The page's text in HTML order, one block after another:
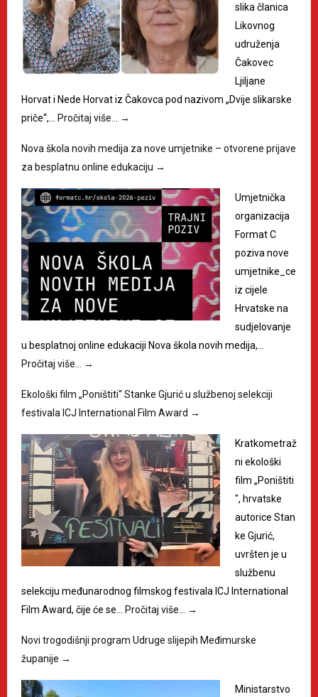
slika članica
Likovnog
udruženja
Čakovec
Ljiljane
Horvat i Nede Horvat iz Čakovca pod nazivom „Dvije slikarske
priče“,…
Pročitaj više… →
Nova škola novih medija za nove umjetnike – otvorene prijave
za besplatnu online edukaciju →
Umjetnička
organizacija
Format C
poziva nove
umjetnike_ce
iz cijele
Hrvatske na
sudjelovanje
u besplatnoj online edukaciji Nova škola novih medija,…
Pročitaj više…
→
Ekološki film „Poništiti“ Stanke Gjurić u službenoj selekciji
festivala ICJ International Film Award →
Kratkometraž
ni ekološki
film „Poništiti
", hrvatske
autorice Stan
ke Gjurić,
uvršten je u
službenu
selekciju međunarodnog filmskog festivala ICJ International
Film Award, čije će se…
Pročitaj više… →
Novi trogodišnji program Udruge slijepih Međimurske
županije →
Ministarstvo